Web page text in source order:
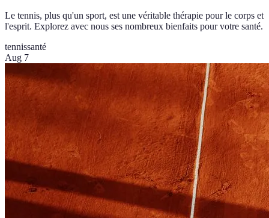
Le tennis, plus qu'un sport, est une véritable thérapie pour le corps et
l'esprit. Explorez avec nous ses nombreux bienfaits pour votre santé.
tennissanté
Aug 7